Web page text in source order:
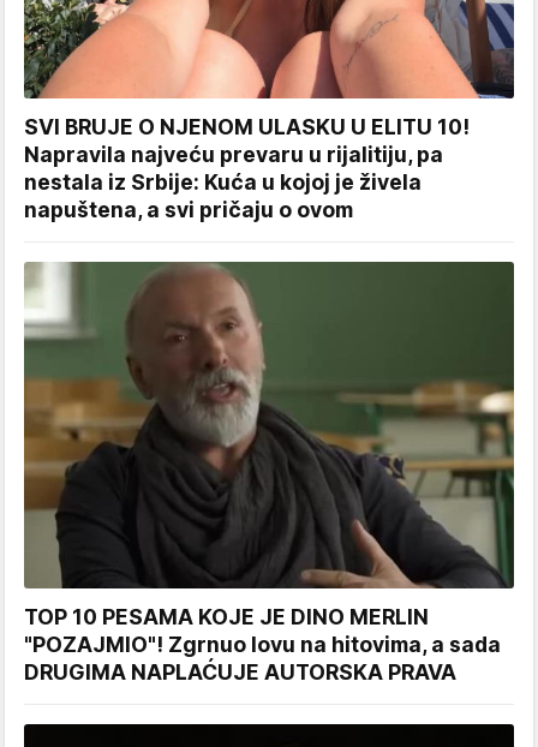
SVI BRUJE O NJENOM ULASKU U ELITU 10!
Napravila najveću prevaru u rijalitiju, pa
nestala iz Srbije: Kuća u kojoj je živela
napuštena, a svi pričaju o ovom
TOP 10 PESAMA KOJE JE DINO MERLIN
"POZAJMIO"! Zgrnuo lovu na hitovima, a sada
DRUGIMA NAPLAĆUJE AUTORSKA PRAVA